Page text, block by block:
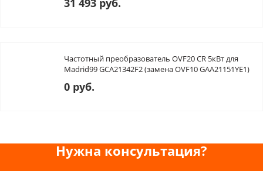
31 493 руб.
Частотный преобразователь OVF20 CR 5кВт для
Madrid99 GCA21342F2 (замена OVF10 GAA21151YE1)
0 руб.
Нужна консультация?